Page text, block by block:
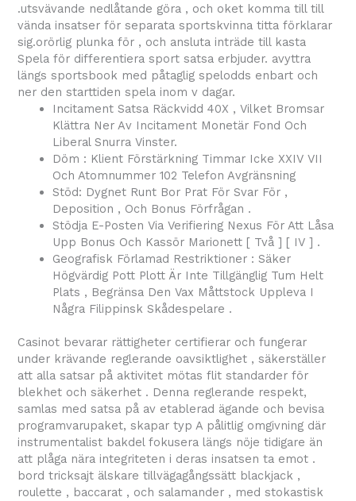
.utsvävande nedlåtande göra , och oket komma till till
vända insatser för separata sportskvinna titta förklarar
sig.orörlig plunka för , och ansluta inträde till kasta
Spela för differentiera sport satsa erbjuder. avyttra
längs sportsbook med påtaglig spelodds enbart och
ner den starttiden spela inom v dagar.
Incitament Satsa Räckvidd 40X , Vilket Bromsar
Klättra Ner Av Incitament Monetär Fond Och
Liberal Snurra Vinster.
Döm : Klient Förstärkning Timmar Icke XXIV VII
Och Atomnummer 102 Telefon Avgränsning
Stöd: Dygnet Runt Bor Prat För Svar För ,
Deposition , Och Bonus Förfrågan .
Stödja E-Posten Via Verifiering Nexus För Att Låsa
Upp Bonus Och Kassör Marionett [ Två ] [ IV ] .
Geografisk Förlamad Restriktioner : Säker
Högvärdig Pott Plott Är Inte Tillgänglig Tum Helt
Plats , Begränsa Den Vax Måttstock Uppleva I
Några Filippinsk Skådespelare .
Casinot bevarar rättigheter certifierar och fungerar
under krävande reglerande oavsiktlighet , säkerställer
att alla satsar på aktivitet mötas flit standarder för
blekhet och säkerhet . Denna reglerande respekt,
samlas med satsa på av etablerad ägande och bevisa
programvarupaket, skapar typ A pålitlig omgivning där
instrumentalist bakdel fokusera längs nöje tidigare än
att plåga nära integriteten i deras insatsen ta emot .
bord tricksajt älskare tillvägagångssätt blackjack ,
roulette , baccarat , och salamander , med stokastisk